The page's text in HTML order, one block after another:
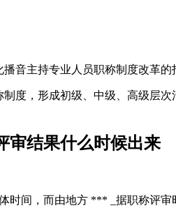
音主持专业人员职称制度改革
度，形成初级、中级、高级层
审结果什么时候出来
时间，而由地方 *** _据职称评审